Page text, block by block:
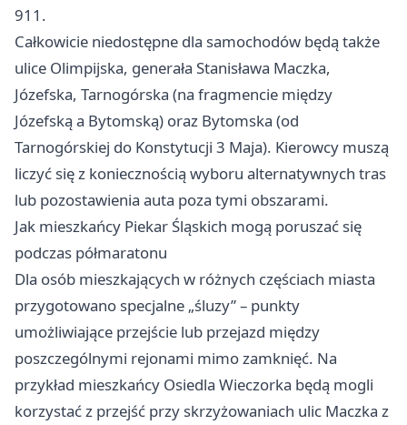
911.
Całkowicie niedostępne dla samochodów będą także
ulice Olimpijska, generała Stanisława Maczka,
Józefska, Tarnogórska (na fragmencie między
Józefską a Bytomską) oraz Bytomska (od
Tarnogórskiej do Konstytucji 3 Maja). Kierowcy muszą
liczyć się z koniecznością wyboru alternatywnych tras
lub pozostawienia auta poza tymi obszarami.
Jak mieszkańcy Piekar Śląskich mogą poruszać się
podczas półmaratonu
Dla osób mieszkających w różnych częściach miasta
przygotowano specjalne „śluzy” – punkty
umożliwiające przejście lub przejazd między
poszczególnymi rejonami mimo zamknięć. Na
przykład mieszkańcy Osiedla Wieczorka będą mogli
korzystać z przejść przy skrzyżowaniach ulic Maczka z